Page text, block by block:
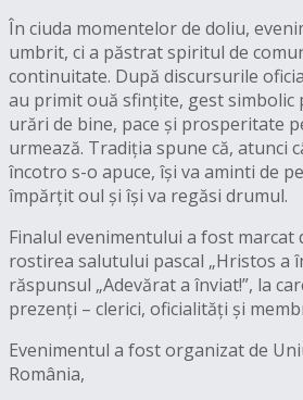
În ciuda momentelor de doliu,
umbrit, ci a păstrat spiritul de
continuitate. După discursurile
au primit ouă sfințite, gest simbolic
urări de bine, pace și prosperitate
urmează. Tradiția spune că, atunci
încotro s-o apuce, își va aminti de
împărțit oul și își va regăsi drumul.
Finalul evenimentului a fost marcat
rostirea salutului pascal „Hristos a
răspunsul „Adevărat a înviat!”, la
prezenți – clerici, oficialități și
Evenimentul a fost organizat de
România,